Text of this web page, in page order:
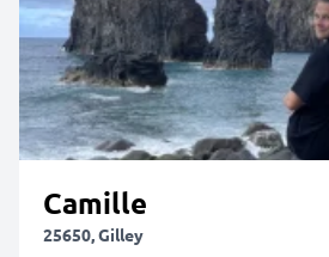
Camille
25650, Gilley